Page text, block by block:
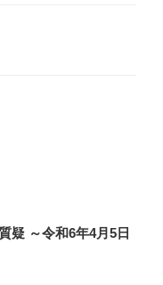
疑 ～令和6年4月5日